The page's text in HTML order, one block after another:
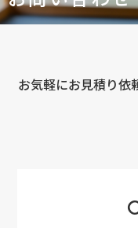
空調工事
お気軽にお見積り依